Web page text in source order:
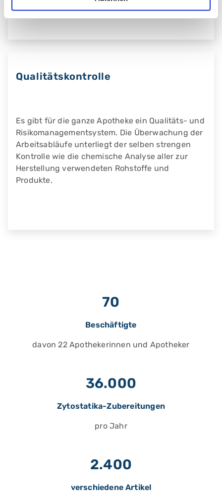
Qualitätskontrolle
Es gibt für die ganze Apotheke ein Qualitäts- und
Risikomanagementsystem. Die Überwachung der
Arbeitsabläufe unterliegt der selben strengen
Kontrolle wie die chemische Analyse aller zur
Herstellung verwendeten Rohstoffe und
Produkte.
70
Beschäftigte
davon 22 Apothekerinnen und Apotheker
36.000
Zytostatika-Zubereitungen
pro Jahr
2.400
verschiedene Artikel